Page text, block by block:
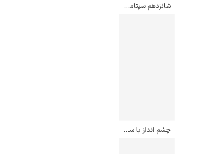
شانزدهم سپتامبر – رنه ماگریت
چشم انداز با سقوط ایکاروس – پیتر بروگل